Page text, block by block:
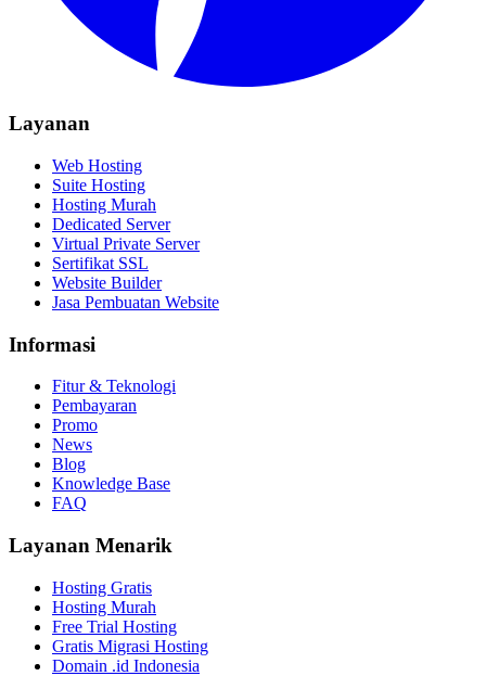
Layanan
Web Hosting
Suite Hosting
Hosting Murah
Dedicated Server
Virtual Private Server
Sertifikat SSL
Website Builder
Jasa Pembuatan Website
Informasi
Fitur & Teknologi
Pembayaran
Promo
News
Blog
Knowledge Base
FAQ
Layanan Menarik
Hosting Gratis
Hosting Murah
Free Trial Hosting
Gratis Migrasi Hosting
Domain .id Indonesia